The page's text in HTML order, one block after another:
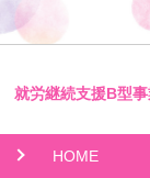
就労継続支援B型
HOME